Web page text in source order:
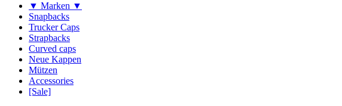
▼ Marken ▼
Snapbacks
Trucker Caps
Strapbacks
Curved caps
Neue Kappen
Mützen
Accessories
[Sale]